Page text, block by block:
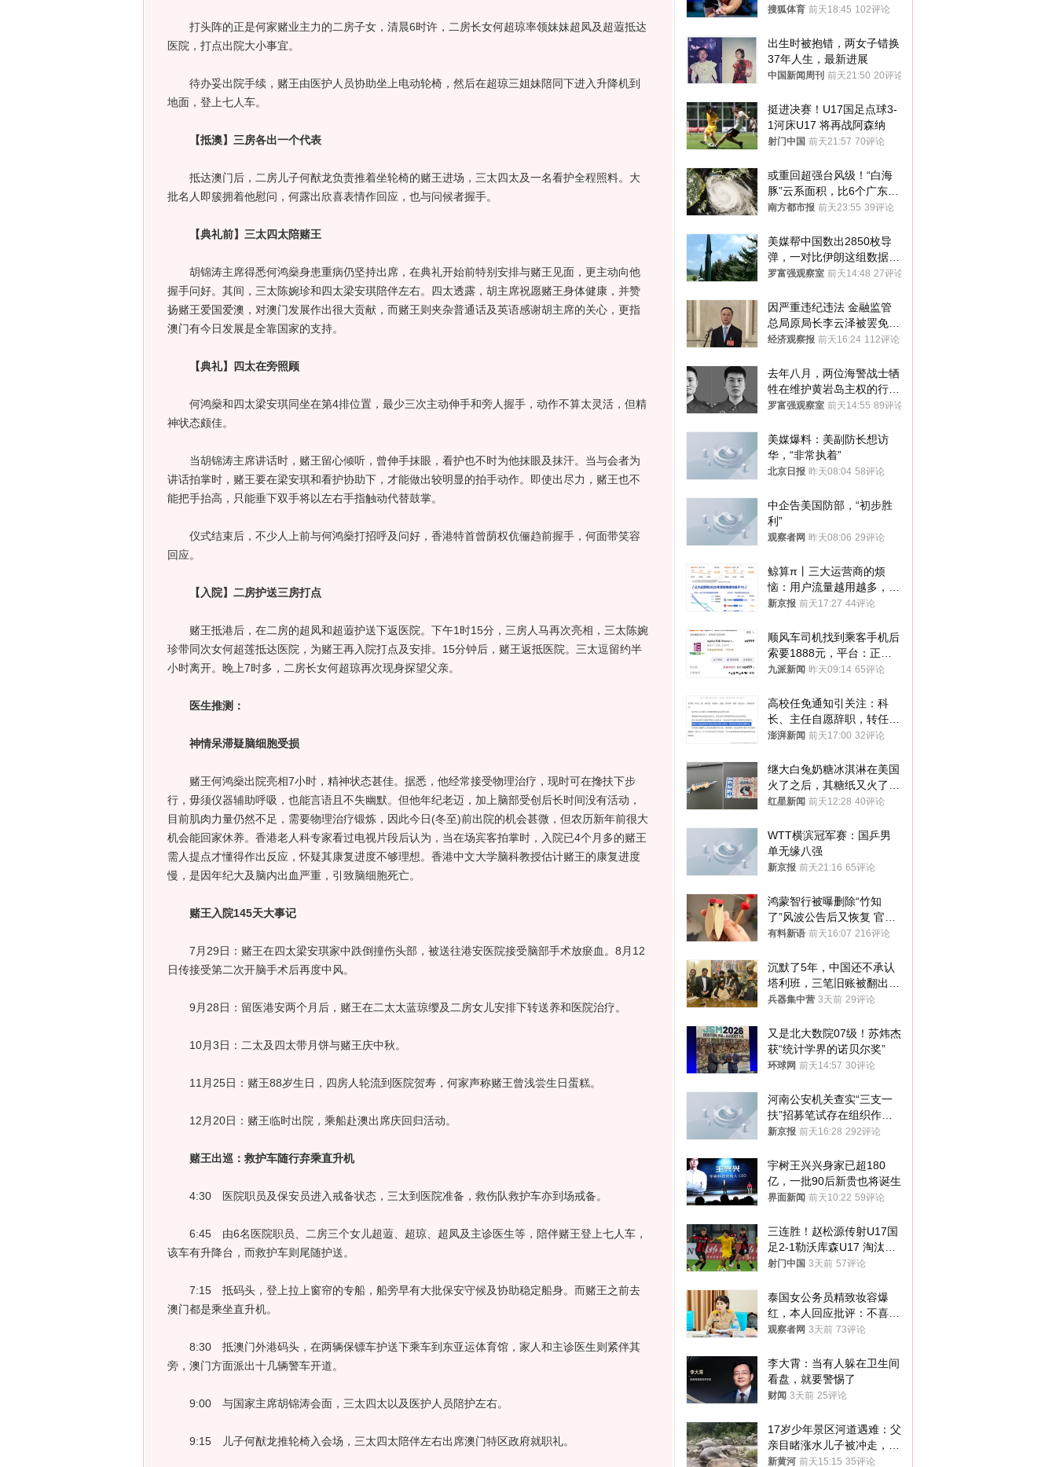
打头阵的正是何家赌业主力的二房子女，清晨6时许，二房长女何超琼率领妹妹超凤及超蕸抵达
医院，打点出院大小事宜。
待办妥出院手续，赌王由医护人员协助坐上电动轮椅，然后在超琼三姐妹陪同下进入升降机到
地面，登上七人车。
【抵澳】三房各出一个代表
抵达澳门后，二房儿子何猷龙负责推着坐轮椅的赌王进场，三太四太及一名看护全程照料。大
批名人即簇拥着他慰问，何露出欣喜表情作回应，也与问候者握手。
【典礼前】三太四太陪赌王
胡锦涛主席得悉何鸿燊身患重病仍坚持出席，在典礼开始前特别安排与赌王见面，更主动向他
握手问好。其间，三太陈婉珍和四太梁安琪陪伴左右。四太透露，胡主席祝愿赌王身体健康，并赞
扬赌王爱国爱澳，对澳门发展作出很大贡献，而赌王则夹杂普通话及英语感谢胡主席的关心，更指
澳门有今日发展是全靠国家的支持。
【典礼】四太在旁照顾
何鸿燊和四太梁安琪同坐在第4排位置，最少三次主动伸手和旁人握手，动作不算太灵活，但精
神状态颇佳。
当胡锦涛主席讲话时，赌王留心倾听，曾伸手抹眼，看护也不时为他抹眼及抹汗。当与会者为
讲话拍掌时，赌王要在梁安琪和看护协助下，才能做出较明显的拍手动作。即使出尽力，赌王也不
能把手抬高，只能垂下双手将以左右手指触动代替鼓掌。
仪式结束后，不少人上前与何鸿燊打招呼及问好，香港特首曾荫权伉俪趋前握手，何面带笑容
回应。
【入院】二房护送三房打点
赌王抵港后，在二房的超凤和超蕸护送下返医院。下午1时15分，三房人马再次亮相，三太陈婉
珍带同次女何超莲抵达医院，为赌王再入院打点及安排。15分钟后，赌王返抵医院。三太逗留约半
小时离开。晚上7时多，二房长女何超琼再次现身探望父亲。
医生推测：
神情呆滞疑脑细胞受损
赌王何鸿燊出院亮相7小时，精神状态甚佳。据悉，他经常接受物理治疗，现时可在搀扶下步
行，毋须仪器辅助呼吸，也能言语且不失幽默。但他年纪老迈，加上脑部受创后长时间没有活动，
目前肌肉力量仍然不足，需要物理治疗锻炼，因此今日(冬至)前出院的机会甚微，但农历新年前很大
机会能回家休养。香港老人科专家看过电视片段后认为，当在场宾客拍掌时，入院已4个月多的赌王
需人提点才懂得作出反应，怀疑其康复进度不够理想。香港中文大学脑科教授估计赌王的康复进度
慢，是因年纪大及脑内出血严重，引致脑细胞死亡。
赌王入院145天大事记
7月29日：赌王在四太梁安琪家中跌倒撞伤头部，被送往港安医院接受脑部手术放瘀血。8月12
日传接受第二次开脑手术后再度中风。
9月28日：留医港安两个月后，赌王在二太太蓝琼缨及二房女儿安排下转送养和医院治疗。
10月3日：二太及四太带月饼与赌王庆中秋。
11月25日：赌王88岁生日，四房人轮流到医院贺寿，何家声称赌王曾浅尝生日蛋糕。
12月20日：赌王临时出院，乘船赴澳出席庆回归活动。
赌王出巡：救护车随行弃乘直升机
4:30 医院职员及保安员进入戒备状态，三太到医院准备，救伤队救护车亦到场戒备。
6:45 由6名医院职员、二房三个女儿超蕸、超琼、超凤及主诊医生等，陪伴赌王登上七人车，
该车有升降台，而救护车则尾随护送。
7:15 抵码头，登上拉上窗帘的专船，船旁早有大批保安守候及协助稳定船身。而赌王之前去
澳门都是乘坐直升机。
8:30 抵澳门外港码头，在两辆保镖车护送下乘车到东亚运体育馆，家人和主诊医生则紧伴其
旁，澳门方面派出十几辆警车开道。
9:00 与国家主席胡锦涛会面，三太四太以及医护人员陪护左右。
9:15 儿子何猷龙推轮椅入会场，三太四太陪伴左右出席澳门特区政府就职礼。
八强
搜狐体育 前天18:45 102评论
出生时被抱错，两女子错换
37年人生，最新进展
中国新闻周刊 前天21:50 20评论
挺进决赛！U17国足点球3-
1河床U17 将再战阿森纳
射门中国 前天21:57 70评论
或重回超强台风级！“白海
豚”云系面积，比6个广东还
大！深圳官方：注意这件事
南方都市报 前天23:55 39评论
美媒帮中国数出2850枚导
弹，一对比伊朗这组数据，
发现出大事了
罗富强观察室 前天14:48 27评论
因严重违纪违法 金融监管
总局原局长李云泽被罢免全
国人大代表
经济观察报 前天16:24 112评论
去年八月，两位海警战士牺
牲在维护黄岩岛主权的行动
中
罗富强观察室 前天14:55 89评论
美媒爆料：美副防长想访
华，“非常执着”
北京日报 昨天08:04 58评论
中企告美国防部，“初步胜
利”
观察者网 昨天08:06 29评论
鲸算π丨三大运营商的烦
恼：用户流量越用越多，收
入却越来越少
新京报 前天17:27 44评论
顺风车司机找到乘客手机后
索要1888元，平台：正和
司机沟通协商
九派新闻 昨天09:14 65评论
高校任免通知引关注：科
长、主任自愿辞职，转任思
政辅导员
澎湃新闻 前天17:00 32评论
继大白兔奶糖冰淇淋在美国
火了之后，其糖纸又火了！
海外博主盛赞：平面设计经
红星新闻 前天12:28 40评论
WTT横滨冠军赛：国乒男
单无缘八强
新京报 前天21:16 65评论
鸿蒙智行被曝删除“竹知
了”风波公告后又恢复 官媒
曾力挺：劝华为要大度的，
有料新语 前天16:07 216评论
沉默了5年，中国还不承认
塔利班，三笔旧账被翻出，
最大风险出现
兵器集中营 3天前 29评论
又是北大数院07级！苏炜杰
获“统计学界的诺贝尔奖”
环球网 前天14:57 30评论
河南公安机关查实“三支一
扶”招募笔试存在组织作弊
犯罪行为
新京报 前天16:28 292评论
宇树王兴兴身家已超180
亿，一批90后新贵也将诞生
界面新闻 前天10:22 59评论
三连胜！赵松源传射U17国
足2-1勒沃库森U17 淘汰赛
将战河床
射门中国 3天前 57评论
泰国女公务员精致妆容爆
红，本人回应批评：不喜欢
就别看
观察者网 3天前 73评论
李大霄：当有人躲在卫生间
看盘，就要警惕了
财闻 3天前 25评论
17岁少年景区河道遇难：父
亲目睹涨水儿子被冲走，当
地排除上游泄洪，家属盼厘
新黄河 前天15:15 35评论